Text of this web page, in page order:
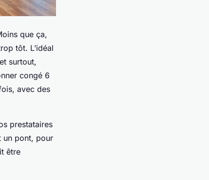
que ça,
tôt. L’idéal
surtout,
congé 6
avec des
prestataires
un pont, pour
être